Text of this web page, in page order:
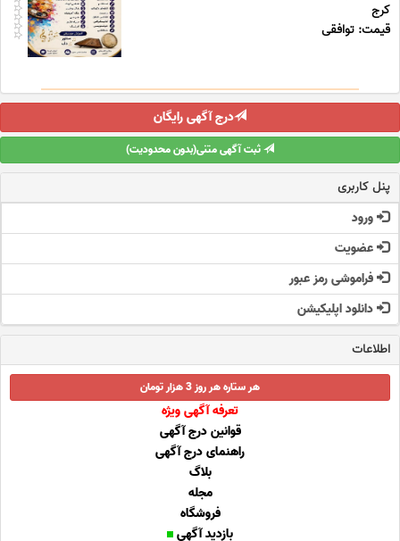
کرج
قیمت: توافقی
درج آگهی رایگان
ثبت آگهی متنی(بدون محدودیت)
پنل کاربری
ورود
عضویت
فراموشی رمز عبور
دانلود اپلیکیشن
اطلاعات
هر ستاره هر روز 3 هزار تومان
تعرفه آگهی ویژه
قوانین درج آگهی
راهنمای درج آگهی
بلاگ
مجله
فروشگاه
بازدید آگهی